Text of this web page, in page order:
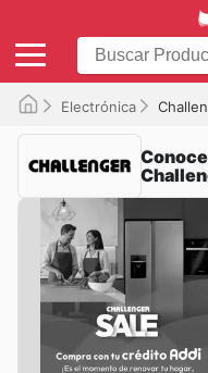
Electrónica